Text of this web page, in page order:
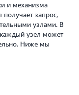
и механизма
получает запрос,
узлами. В
каждый узел может
Ниже мы